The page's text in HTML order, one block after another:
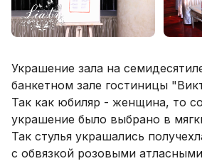
Украшение зала на
банкетном зале гостиницы
Так как юбиляр - женщина, то
украшение было выбрано в
Так стулья украшались
с обвязкой розовыми